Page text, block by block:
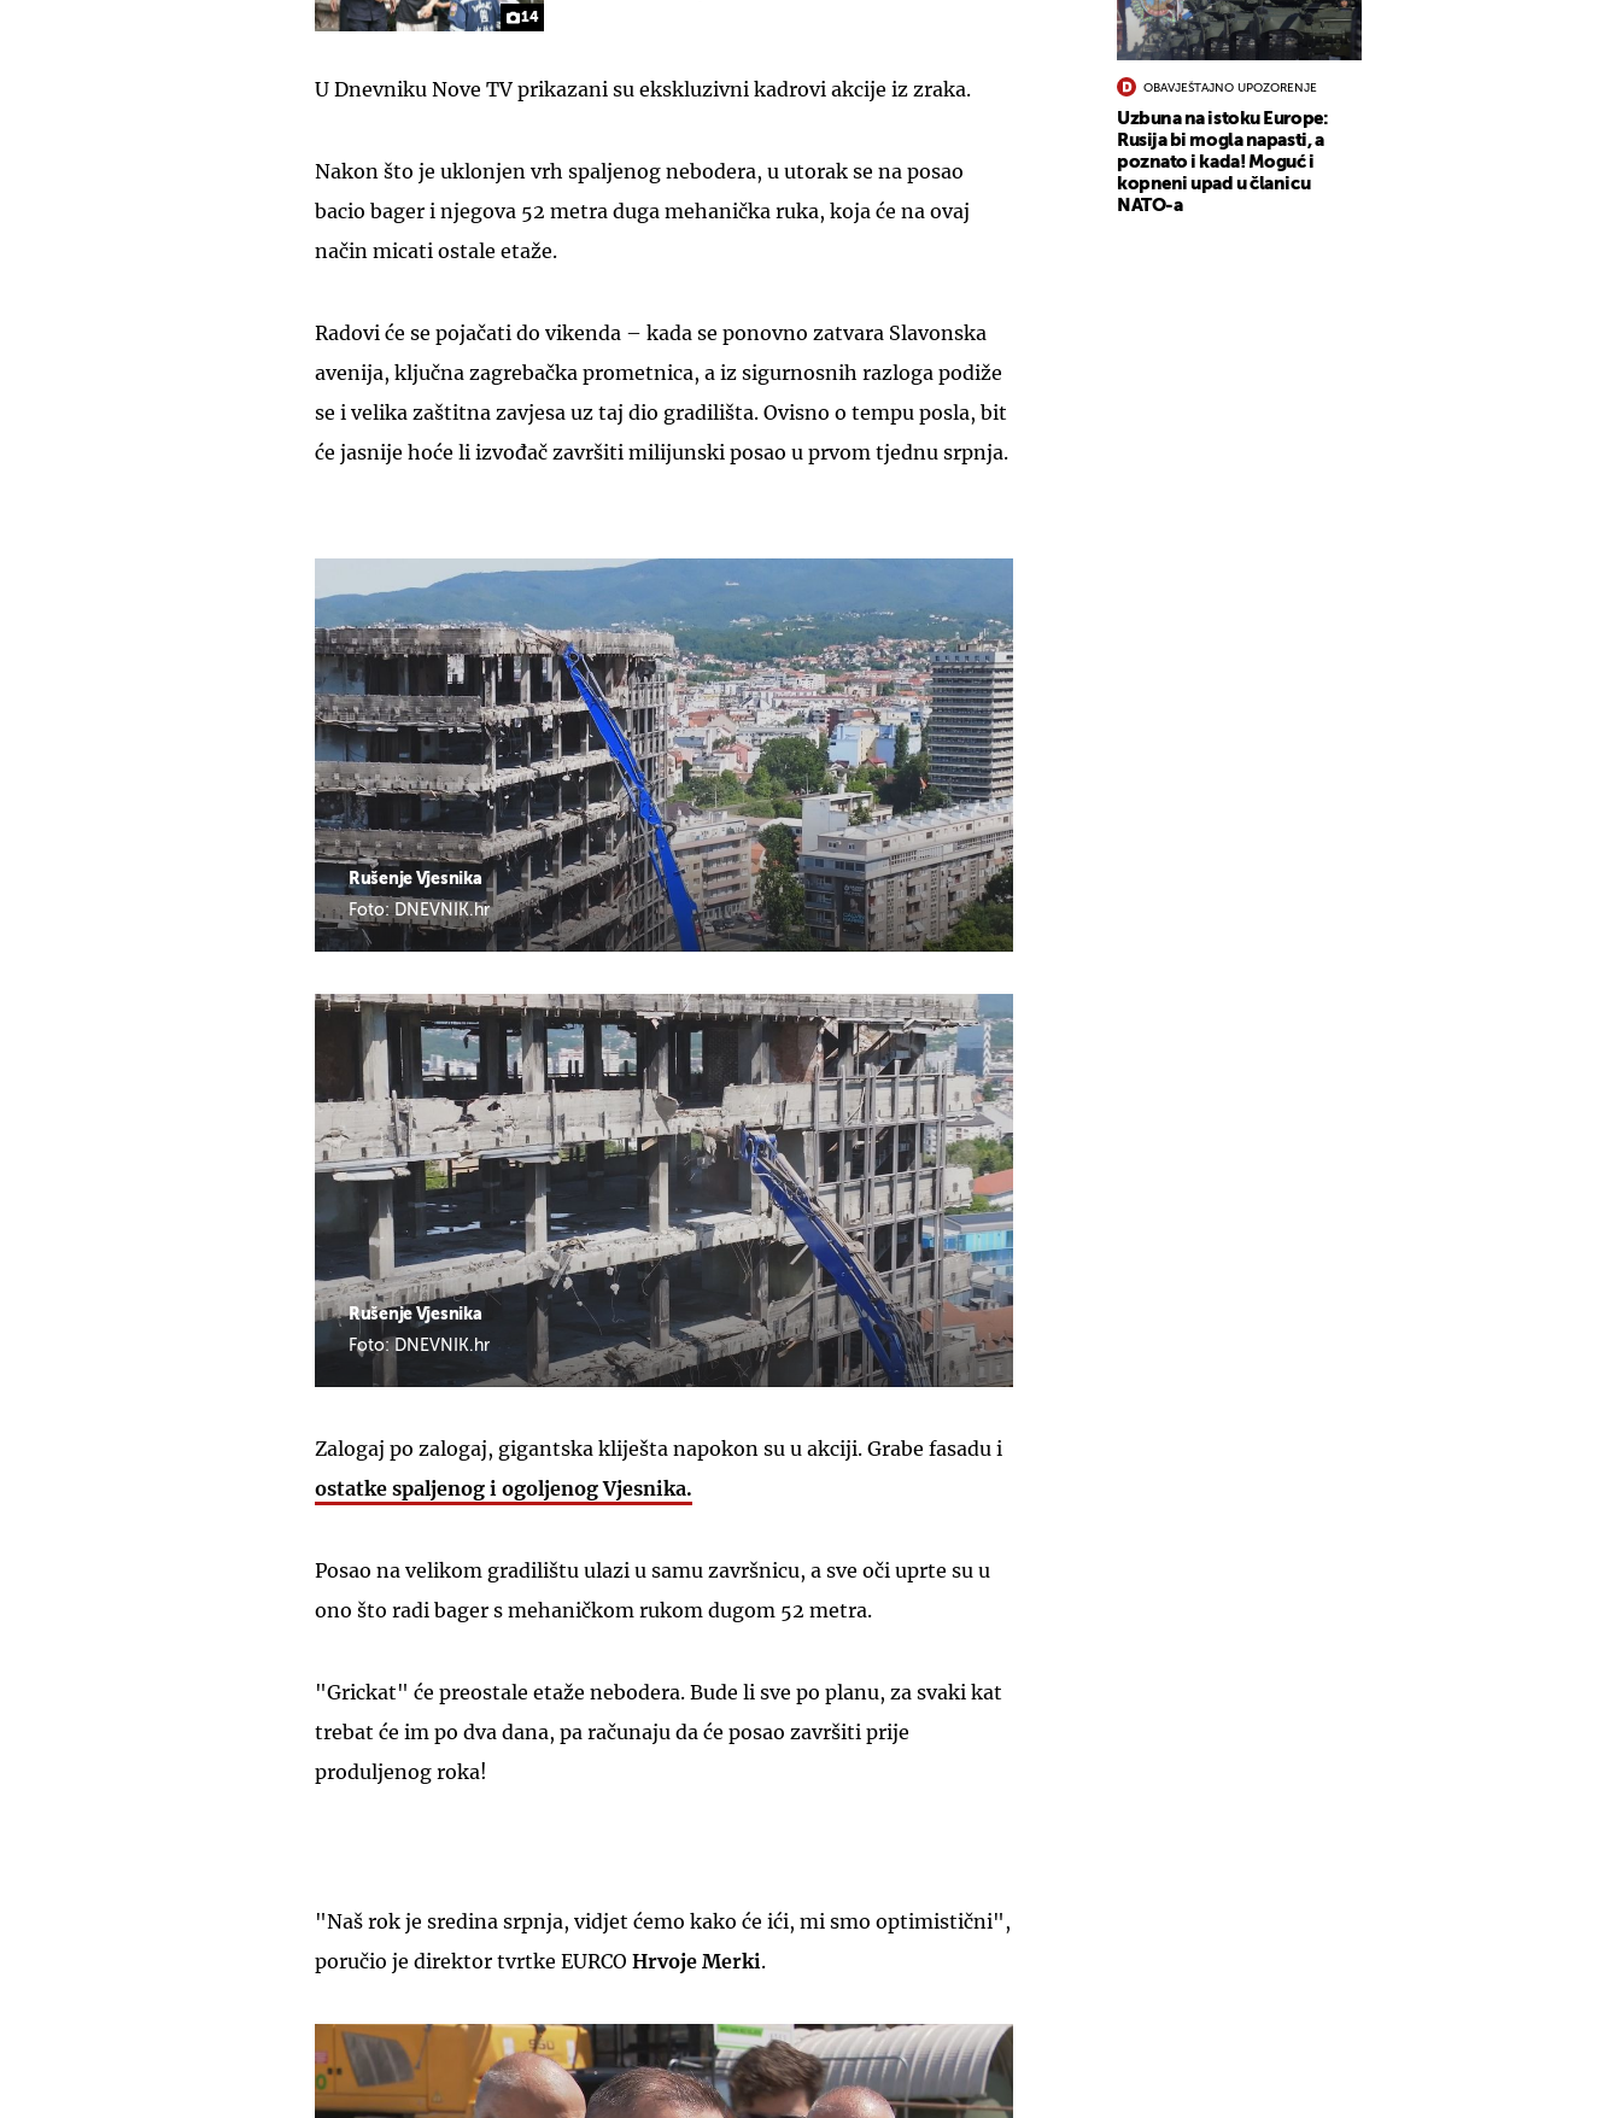
14
U Dnevniku Nove TV prikazani su ekskluzivni kadrovi akcije iz zraka.
Nakon što je uklonjen vrh spaljenog nebodera, u utorak se na posao
bacio bager i njegova 52 metra duga mehanička ruka, koja će na ovaj
način micati ostale etaže.
Radovi će se pojačati do vikenda – kada se ponovno zatvara Slavonska
avenija, ključna zagrebačka prometnica, a iz sigurnosnih razloga podiže
se i velika zaštitna zavjesa uz taj dio gradilišta. Ovisno o tempu posla, bit
će jasnije hoće li izvođač završiti milijunski posao u prvom tjednu srpnja.
Rušenje Vjesnika
Foto: DNEVNIK.hr
Rušenje Vjesnika
Foto: DNEVNIK.hr
Zalogaj po zalogaj, gigantska kliješta napokon su u akciji. Grabe fasadu i
ostatke spaljenog i ogoljenog Vjesnika.
Posao na velikom gradilištu ulazi u samu završnicu, a sve oči uprte su u
ono što radi bager s mehaničkom rukom dugom 52 metra.
"Grickat" će preostale etaže nebodera. Bude li sve po planu, za svaki kat
trebat će im po dva dana, pa računaju da će posao završiti prije
produljenog roka!
"Naš rok je sredina srpnja, vidjet ćemo kako će ići, mi smo optimistični",
poručio je direktor tvrtke EURCO Hrvoje Merki.
OBAVJEŠTAJNO UPOZORENJE
Uzbuna na istoku Europe:
Rusija bi mogla napasti, a
poznato i kada! Moguć i
kopneni upad u članicu
NATO-a
UKLJUČITE NOTIFIKACIJE